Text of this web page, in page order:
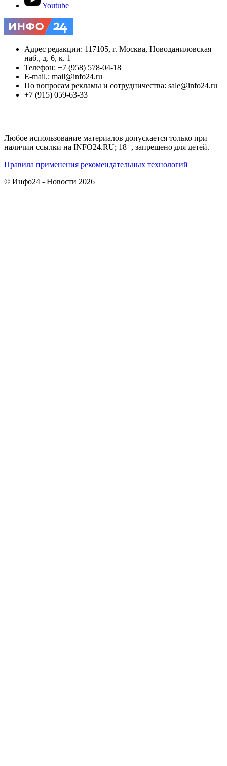
Youtube
Адрес редакции: 117105, г. Москва, Новоданиловская
наб., д. 6, к. 1
Телефон: +7 (958) 578-04-18
E-mail.: mail@info24.ru
По вопросам рекламы и сотрудничества: sale@info24.ru
+7 (915) 059-63-33
Любое использование материалов допускается только при
наличии ссылки на INFO24.RU; 18+, запрещено для детей.
Правила применения рекомендательных технологий
© Инфо24 - Новости 2026